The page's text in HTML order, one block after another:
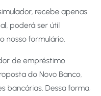
recebe apenas
poderá ser útil
nosso formulário.
de empréstimo
do Novo Banco,
bancárias. Dessa forma,